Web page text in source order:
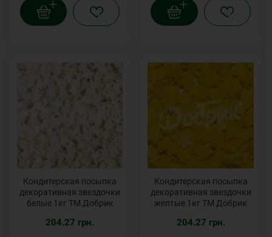
Кондитерская посыпка
декоративная звездочки
белые 1кг ТМ Добрик
204.27 грн.
Кондитерская посыпка
декоративная звездочки
желтые 1кг ТМ Добрик
204.27 грн.